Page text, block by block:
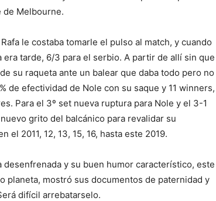
Melbourne.
le costaba tomarle el pulso al match, y cuando
tarde, 6/3 para el serbio. A partir de allí sin que
su raqueta ante un balear que daba todo pero no
de efectividad de Nole con su saque y 11 winners,
Para el 3º set nueva ruptura para Nole y el 3-1
grito del balcánico para revalidar su
2011, 12, 13, 15, 16, hasta este 2019.
y su buen humor característico, este
planeta, mostró sus documentos de paternidad y
difícil arrebatarselo.